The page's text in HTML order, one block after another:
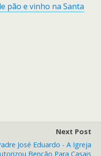
pão e vinho na Santa
Next Post
José Eduardo - A Igreja
Benção Para Casais